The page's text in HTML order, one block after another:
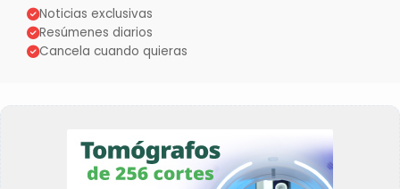
Noticias exclusivas
Resúmenes diarios
Cancela cuando quieras